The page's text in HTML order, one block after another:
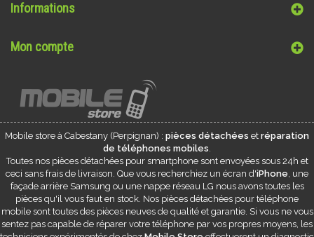
Informations
Mon compte
Mobile store à Cabestany (Perpignan) : pièces détachées et réparation
de téléphones mobiles.
Toutes nos pièces détachées pour smartphone sont envoyées sous 24h et
ceci sans frais de livraison. Que vous recherchiez un écran d'iPhone, une
façade arrière Samsung ou une nappe réseau LG nous avons toutes les
pièces qu'il vous faut en stock. Nos pièces détachées pour téléphone
mobile sont toutes des pièces neuves de qualité et garantie. Si vous ne vous
sentez pas capable de réparer votre téléphone par vos propres moyens, les